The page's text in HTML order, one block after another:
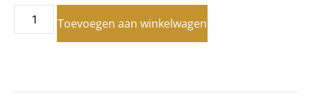
Toevoegen aan winkelwagen